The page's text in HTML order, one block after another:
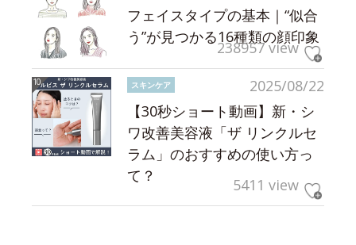
フェイスタイプの基本｜“似合
う”が見つかる16種類の顔印象
238957 view
2025/08/22
スキンケア
【30秒ショート動画】新・シ
ワ改善美容液「ザ リンクルセ
ラム」のおすすめの使い方っ
て？
5411 view